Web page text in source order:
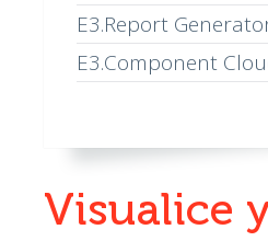
E3.Report
E3.Component
Visualice